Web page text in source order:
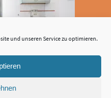
und unseren Service zu optimieren.
mit modernem Interieur bietet
Bettwäsche und